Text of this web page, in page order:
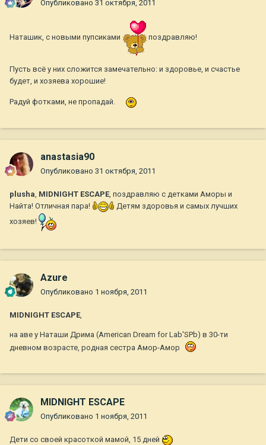
Опубликовано 31 октября, 2011
Наташик, с новыми пупсиками поздравляю!
Пусть всё у них сложится замечательно: и здоровье, и счастье
будет, и хозяева хорошие!
Радуй фотками, не пропадай.
anastasia90
Опубликовано 31 октября, 2011
plusha, MIDNIGHT ESCAPE, поздравляю с детками Аморы и
Найта! Отличная пара!
Детям здоровья и самых лучших
хозяев!
Azure
Опубликовано 1 ноября, 2011
MIDNIGHT ESCAPE,
на аве у Наташи Дрима (American Dream for Lab'SPb) в 30-ти
дневном возрасте, родная сестра Амор-Амор
MIDNIGHT ESCAPE
Опубликовано 1 ноября, 2011
Дети со своей красоткой мамой, 15 дней